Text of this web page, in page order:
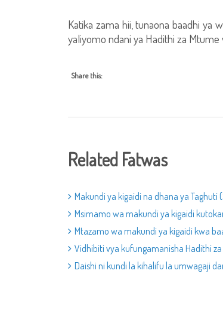
Katika zama hii, tunaona baadhi ya
yaliyomo ndani ya Hadithi za
Share this:
Related Fatwas
Makundi ya kigaidi na dhana ya Taghuti
Msimamo wa makundi ya kigaidi
Mtazamo wa makundi ya kigaidi kwa
Vidhibiti vya kufungamanisha Hadithi
Daishi ni kundi la kihalifu la umwagaji